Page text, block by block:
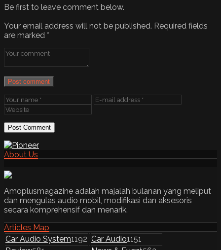
Be first to leave comment below.
Your email address will not be published. Required fields
are marked *
Post comment
About Us
Amoplusmagazine adalah majalah bulanan yang meliput
dan mengulas audio mobil, modifikasi dan aksesoris
secara komprehensif dan menarik.
Articles Map
Car Audio System1192 Car Audio1151